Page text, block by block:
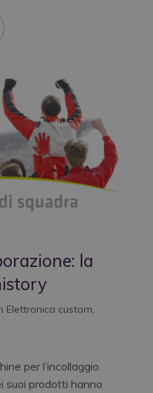
la
Elettronica custom,
per l’incollaggio.
suoi prodotti hanno